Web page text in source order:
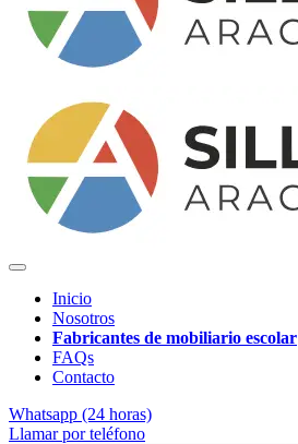
Inicio
Nosotros
Fabricantes de mobiliario escolar
FAQs
Contacto
Whatsapp (24 horas)
Llamar por teléfono